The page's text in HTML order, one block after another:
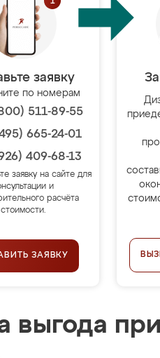
заявку
по номерам
511-89-55
665-24-01
409-68-13
заявку на сайте для
и
расчёта
стоимости.
ЗАЯВКУ
выгода